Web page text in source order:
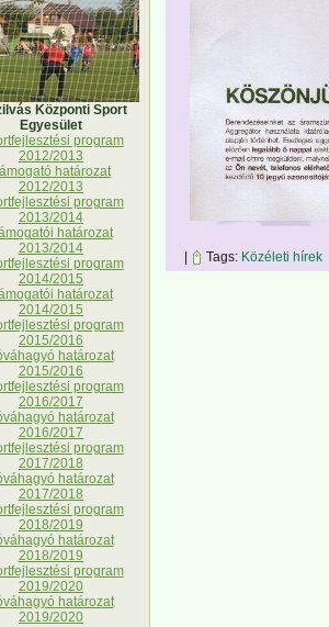
Központi Sport
Egyesület
program
2012/2013
határozat
2012/2013
program
2013/2014
határozat
2013/2014
program
2014/2015
határozat
2014/2015
program
2015/2016
határozat
2015/2016
program
2016/2017
határozat
2016/2017
program
2017/2018
határozat
2017/2018
program
2018/2019
határozat
2018/2019
program
2019/2020
határozat
2019/2020
| Tags: Közéleti hírek